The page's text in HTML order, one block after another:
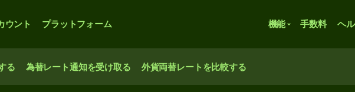
ウント プラットフォーム 機能 手数料 ヘ
る 為替レート通知を受け取る 外貨両替レートを比較する